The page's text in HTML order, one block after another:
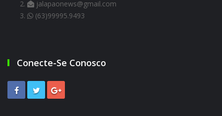
jalapaonews@gmail.com
(63)99995.9493
Conecte-Se Conosco